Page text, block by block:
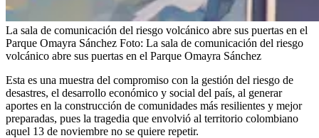
La sala de comunicación del riesgo volcánico abre sus puertas en el
Parque Omayra Sánchez Foto: La sala de comunicación del riesgo
volcánico abre sus puertas en el Parque Omayra Sánchez
Esta es una muestra del compromiso con la gestión del riesgo de
desastres, el desarrollo económico y social del país, al generar
aportes en la construcción de comunidades más resilientes y mejor
preparadas, pues la tragedia que envolvió al territorio colombiano
aquel 13 de noviembre no se quiere repetir.